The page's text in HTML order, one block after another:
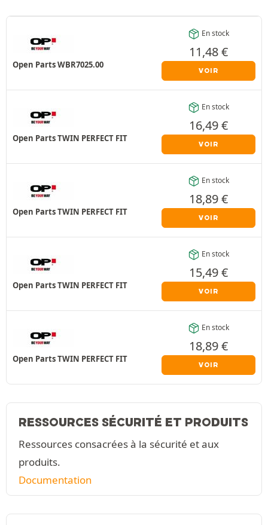
Open Parts WBR7025.00
En stock
11,48€
VOIR
Open Parts TWIN PERFECT FIT
En stock
16,49€
VOIR
Open Parts TWIN PERFECT FIT
En stock
18,89€
VOIR
Open Parts TWIN PERFECT FIT
En stock
15,49€
VOIR
Open Parts TWIN PERFECT FIT
En stock
18,89€
VOIR
RESSOURCES SÉCURITÉ ET PRODUITS
Ressources consacrées à la sécurité et aux
produits.
Documentation